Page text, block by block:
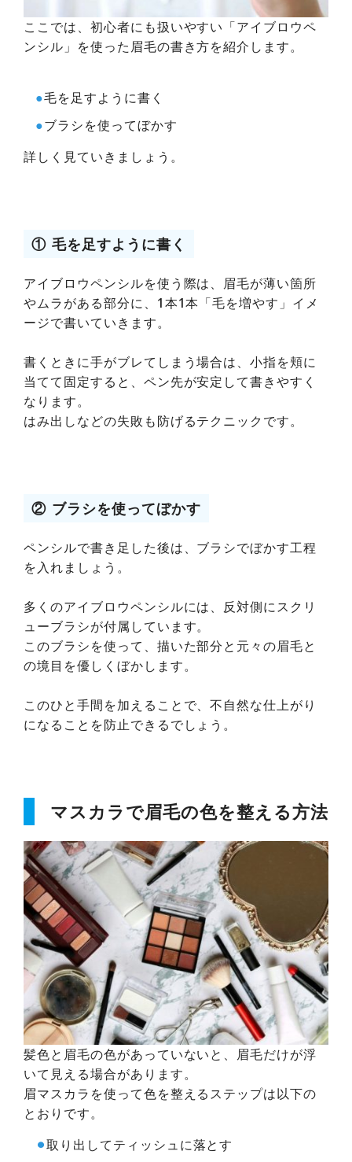
ここでは、初心者にも扱いやすい「アイブロウペ
ンシル」を使った眉毛の書き方を紹介します。
●毛を足すように書く
●ブラシを使ってぼかす
詳しく見ていきましょう。
① 毛を足すように書く
アイブロウペンシルを使う際は、眉毛が薄い箇所
やムラがある部分に、1本1本「毛を増やす」イメ
ージで書いていきます。
書くときに手がブレてしまう場合は、小指を頬に
当てて固定すると、ペン先が安定して書きやすく
なります。
はみ出しなどの失敗も防げるテクニックです。
② ブラシを使ってぼかす
ペンシルで書き足した後は、ブラシでぼかす工程
を入れましょう。
多くのアイブロウペンシルには、反対側にスクリ
ューブラシが付属しています。
このブラシを使って、描いた部分と元々の眉毛と
の境目を優しくぼかします。
このひと手間を加えることで、不自然な仕上がり
になることを防止できるでしょう。
マスカラで眉毛の色を整える方法
髪色と眉毛の色があっていないと、眉毛だけが浮
いて見える場合があります。
眉マスカラを使って色を整えるステップは以下の
とおりです。
⚫︎取り出してティッシュに落とす